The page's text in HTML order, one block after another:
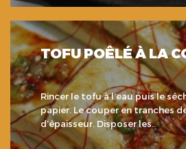
TOFU POÊLÉ À LA
Rincer le tofu à l’eau puis le
papier. Le couper en tranches
d’épaisseur. Disposer les..